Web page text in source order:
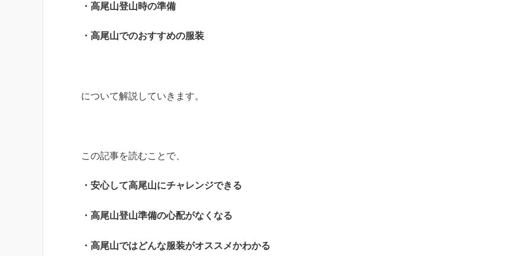
・高尾山登山時の準備
・高尾山でのおすすめの服装
について解説していきます。
この記事を読むことで、
・安心して高尾山にチャレンジできる
・高尾山登山準備の心配がなくなる
・高尾山ではどんな服装がオススメかわかる